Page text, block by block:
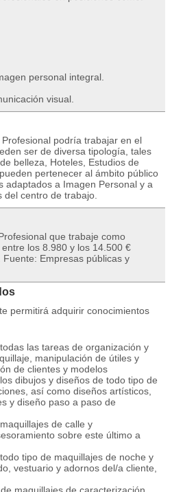
personal integral.
visual.
podría trabajar en el
ser de diversa tipología, tales
belleza, Hoteles, Estudios de
pertenecer al ámbito público
adaptados a Imagen Personal y a
del centro de trabajo.
que trabaje como
los 8.980 y los 14.500 €
Empresas públicas y
permitirá adquirir conocimientos
las tareas de organización y
manipulación de útiles y
de clientes y modelos
dibujos y diseños de todo tipo de
así como diseños artísticos,
y diseño paso a paso de
de calle y
sobre este último a
tipo de maquillajes de noche y
vestuario y adornos del/a cliente,